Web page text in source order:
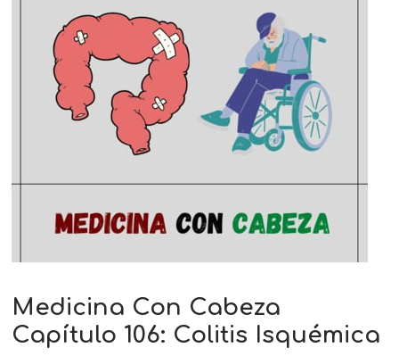
Medicina Con Cabeza
Capítulo 106: Colitis Isquémica